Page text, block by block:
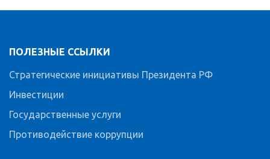
ПОЛЕЗНЫЕ ССЫЛКИ
Стратегические инициативы Президента РФ
Инвестиции
Государственные услуги
Противодействие коррупции